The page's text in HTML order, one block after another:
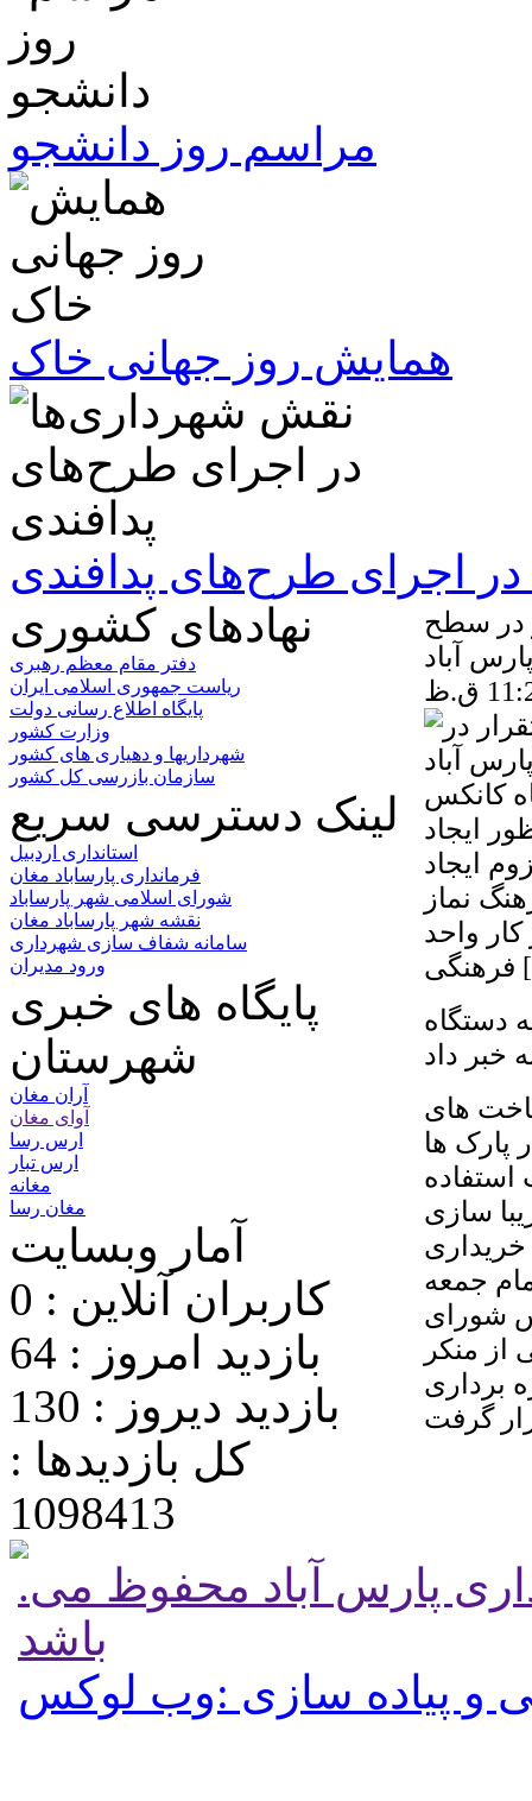
مراسم روز دانشجو
همایش روز جهانی خاک
اجرای طرح‌های پدافندی
در سطح
آباد
کانکس
ایجاد
ایجاد
نماز
واحد
دستگاه
خبر داد
های
پارک ها
سازی
جمعه
شورای
منکر
برداری
نهادهای کشوری
دفتر مقام معظم رهبری
ریاست جمهوری اسلامی ایران
پایگاه اطلاع رسانی دولت
وزارت کشور
شهرداریها و دهیاری های کشور
سازمان بازرسی کل کشور
لینک دسترسی سریع
استانداری اردبیل
فرمانداری پارساباد مغان
شورای اسلامی شهر پارساباد
نقشه شهر پارساباد مغان
سامانه شفاف سازی شهرداری
ورود مدیران
پایگاه های خبری
شهرستان
آران مغان
آوای مغان
ارس رسا
ارس تبار
مغانه
مغان رسا
آمار وبسایت
کاربران آنلاین : 0
بازدید امروز : 64
بازدید دیروز : 130
کل بازدیدها :
1098413
.تمامی حقوق برای پایگاه شهرداری پارس آباد محفوظ می
باشد
و پیاده سازی :وب لوکس